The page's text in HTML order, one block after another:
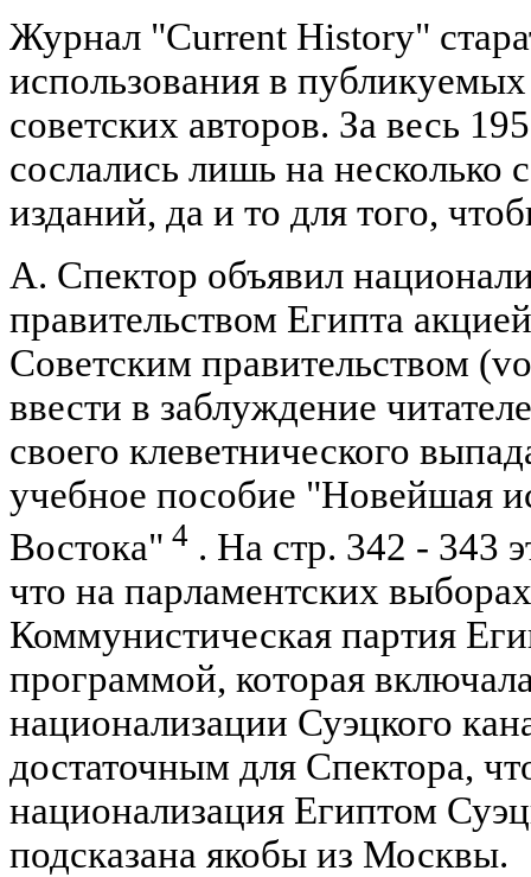
Журнал "Current History"
использования в
советских авторов. За весь
сослались лишь на несколько
изданий, да и то для того,
А. Спектор объявил
правительством Египта
Советским правительством
ввести в заблуждение
своего клеветнического
учебное пособие "Новейшая
Востока" 4 . На стр. 342 - 343
что на парламентских
Коммунистическая партия
программой, которая
национализации Суэцкого
достаточным для Спектора,
национализация Египтом
подсказана якобы из Москвы.